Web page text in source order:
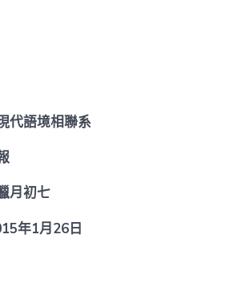
代語境相聯系
月初七
1月26日